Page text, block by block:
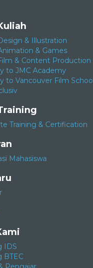
& Illustration
& Games
& Content Production
to JMC Academy
to Vancouver Film School
Training & Certification
Mahasiswa
IDS
BTEC